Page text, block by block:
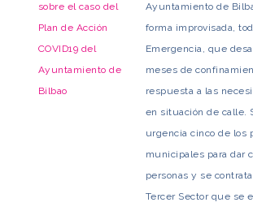
sobre el caso del
Plan de Acción
COVID19 del
Ayuntamiento de
Bilbao
Ayuntamiento de
forma improvisada,
Emergencia, que
meses de
respuesta a las
en situación de calle.
urgencia cinco de los
municipales para dar
personas y se
Tercer Sector que se